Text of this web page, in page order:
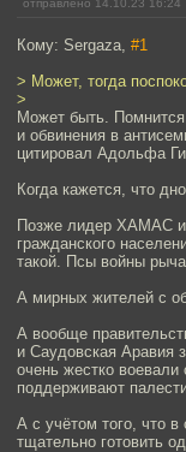
отправлено 14.10.23 16:24
Кому: Sergaza, #1
> Может, тогда
>
Может быть.
и обвинения в
цитировал Адольфа
Когда кажется, что
Позже лидер ХАМАС и
гражданского
такой. Псы войны
А мирных жителей с
А вообще
и Саудовская Аравия
очень жестко
поддерживают
А с учётом того, что
тщательно готовить